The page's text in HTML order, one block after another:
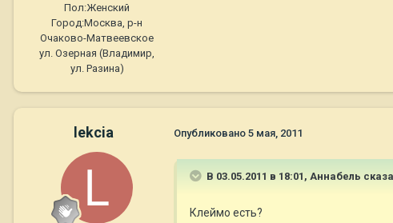
Пол:Женский
Город:Москва, р-н
Очаково-Матвеевское
ул. Озерная (Владимир,
ул. Разина)
lekcia Опубликовано 5 мая, 2011
В 03.05.2011 в 18:01, Aннaбель
Клеймо есть?